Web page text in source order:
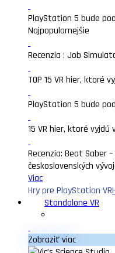
PlayStation 5 bude
Najpopularnejšie
Recenzia : Job
TOP 15 VR hier, ktoré
PlayStation 5 bude
15 VR hier, ktoré vyjdú
Recenzia: Beat Saber
československých
Viac
Hry pre PlayStation VR
Standalone VR
Zobraziť viac